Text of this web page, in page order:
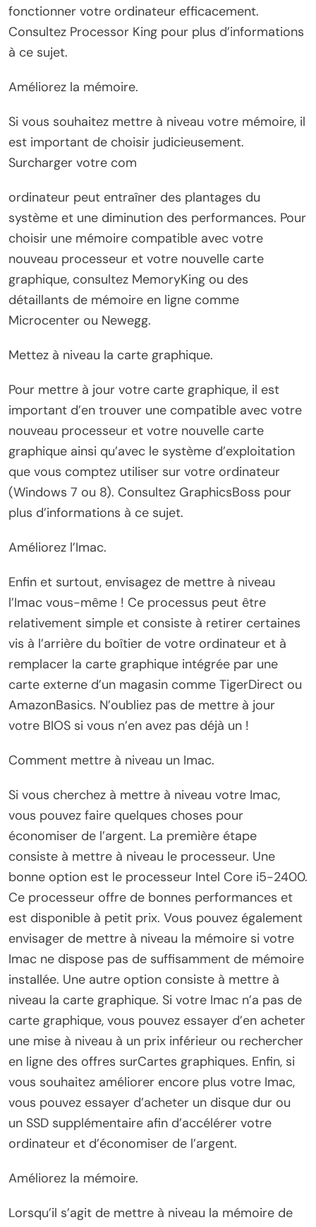
fonctionner votre ordinateur efficacement.
Consultez Processor King pour plus d’informations
à ce sujet.
Améliorez la mémoire.
Si vous souhaitez mettre à niveau votre mémoire, il
est important de choisir judicieusement.
Surcharger votre com
ordinateur peut entraîner des plantages du
système et une diminution des performances. Pour
choisir une mémoire compatible avec votre
nouveau processeur et votre nouvelle carte
graphique, consultez MemoryKing ou des
détaillants de mémoire en ligne comme
Microcenter ou Newegg.
Mettez à niveau la carte graphique.
Pour mettre à jour votre carte graphique, il est
important d’en trouver une compatible avec votre
nouveau processeur et votre nouvelle carte
graphique ainsi qu’avec le système d’exploitation
que vous comptez utiliser sur votre ordinateur
(Windows 7 ou 8). Consultez GraphicsBoss pour
plus d’informations à ce sujet.
Améliorez l’Imac.
Enfin et surtout, envisagez de mettre à niveau
l’Imac vous-même ! Ce processus peut être
relativement simple et consiste à retirer certaines
vis à l’arrière du boîtier de votre ordinateur et à
remplacer la carte graphique intégrée par une
carte externe d’un magasin comme TigerDirect ou
AmazonBasics. N’oubliez pas de mettre à jour
votre BIOS si vous n’en avez pas déjà un !
Comment mettre à niveau un Imac.
Si vous cherchez à mettre à niveau votre Imac,
vous pouvez faire quelques choses pour
économiser de l’argent. La première étape
consiste à mettre à niveau le processeur. Une
bonne option est le processeur Intel Core i5-2400.
Ce processeur offre de bonnes performances et
est disponible à petit prix. Vous pouvez également
envisager de mettre à niveau la mémoire si votre
Imac ne dispose pas de suffisamment de mémoire
installée. Une autre option consiste à mettre à
niveau la carte graphique. Si votre Imac n’a pas de
carte graphique, vous pouvez essayer d’en acheter
une mise à niveau à un prix inférieur ou rechercher
en ligne des offres surCartes graphiques. Enfin, si
vous souhaitez améliorer encore plus votre Imac,
vous pouvez essayer d’acheter un disque dur ou
un SSD supplémentaire afin d’accélérer votre
ordinateur et d’économiser de l’argent.
Améliorez la mémoire.
Lorsqu’il s’agit de mettre à niveau la mémoire de